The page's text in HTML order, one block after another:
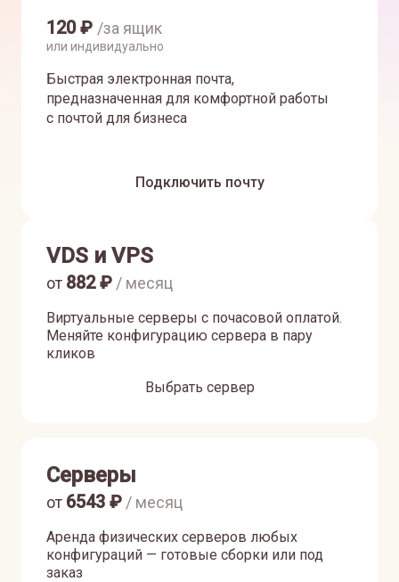
120₽ /за ящик
или индивидуально
Быстрая электронная почта,
предназначенная для комфортной работы
с почтой для бизнеса
Подключить почту
VDS и VPS
Виртуальные серверы с почасовой оплатой.
Меняйте конфигурацию сервера в пару
кликов
от 882₽ / месяц
Выбрать сервер
Серверы
Аренда физических серверов любых
конфигураций — готовые сборки или под
заказ
от 6543 ₽ / месяц